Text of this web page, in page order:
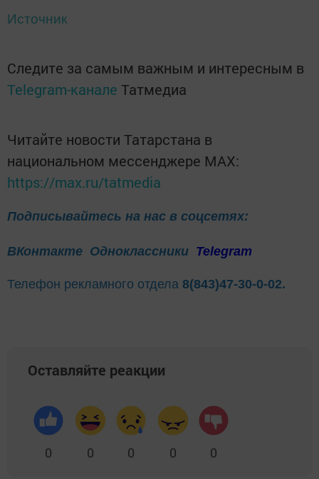
Источник
Следите за самым важным и интересным в
Telegram-канале Татмедиа
Читайте новости Татарстана в
национальном мессенджере MАХ:
https://max.ru/tatmedia
Подписывайтесь на нас в соцсетях:
ВКонтакте Одноклассники Telegram
Телефон рекламного отдела 8(843)47-30-0-02.
Оставляйте реакции
0 0 0 0 0